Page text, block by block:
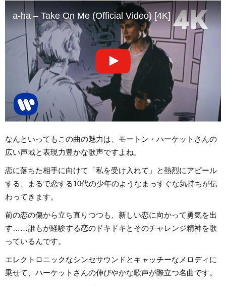
a-ha – Take On Me (Official Video) [4K]
なんといってもこの曲の魅力は、モートン・ハーケットさんの
広い声域と表現力豊かな歌声ですよね。
恋に落ちた相手に向けて「私を受け入れて」と熱烈にアピール
する、まるで恋する10代の少年のようなまっすぐな気持ちが伝
わってきます。
前の恋の傷から立ち直りつつも、新しい恋に向かって勇気を出
す……誰もが経験する恋のドキドキとそのチャレンジ精神を歌
っているんです。
エレクトロニックなシンセサウンドとキャッチーなメロディに
乗せて、ハーケットさんの伸びやかな歌声が際立つ名曲です。